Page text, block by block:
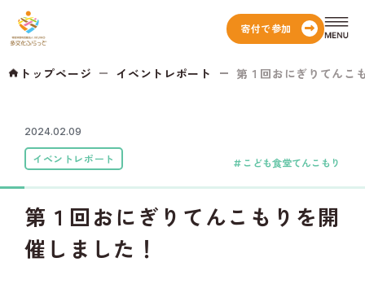
寄付で参加
トップページ イベントレポート 第１回おにぎりてんこ
2024.02.09
イベントレポート こども食堂てんこもり
第１回おにぎりてんこもりを開
催しました！